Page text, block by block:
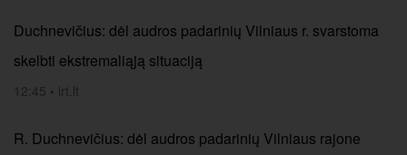
Duchnevičius: dėl audros padarinių Vilniaus r. svarstoma
skelbti ekstremaliąją situaciją
12:45 • lrt.lt
R. Duchnevičius: dėl audros padarinių Vilniaus rajone